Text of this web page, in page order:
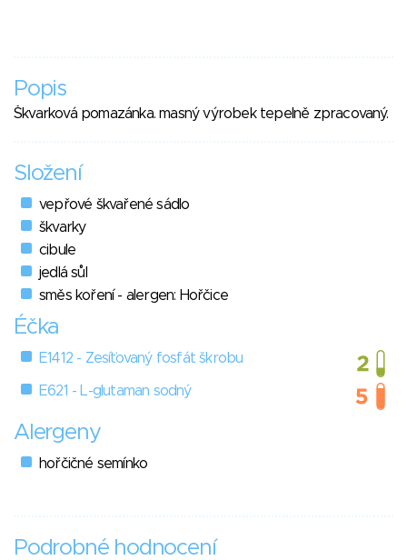
Popis
Škvarková pomazánka. masný výrobek tepelně zpracovaný.
Složení
vepřové škvařené sádlo
škvarky
cibule
jedlá sůl
směs koření - alergen: Hořčice
Éčka
E1412 - Zesíťovaný fosfát škrobu
E621 - L-glutaman sodný
Alergeny
hořčičné semínko
Podrobné hodnocení